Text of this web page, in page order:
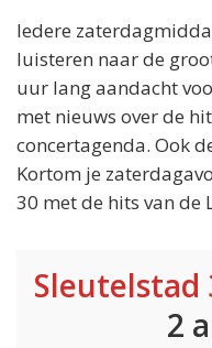
Iedere
luisteren naar de
uur lang aandacht
met nieuws over de
concertagenda. Ook
Kortom je
30 met de hits van de
Sleutelstad
2